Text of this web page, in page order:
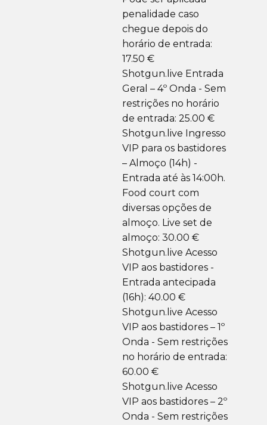
penalidade caso
chegue depois do
horário de entrada:
17.50 €
Shotgun.live Entrada
Geral – 4º Onda - Sem
restrições no horário
de entrada: 25.00 €
Shotgun.live Ingresso
VIP para os bastidores
– Almoço (14h) -
Entrada até às 14:00h.
Food court com
diversas opções de
almoço. Live set de
almoço: 30.00 €
Shotgun.live Acesso
VIP aos bastidores -
Entrada antecipada
(16h): 40.00 €
Shotgun.live Acesso
VIP aos bastidores – 1º
Onda - Sem restrições
no horário de entrada:
60.00 €
Shotgun.live Acesso
VIP aos bastidores – 2º
Onda - Sem restrições